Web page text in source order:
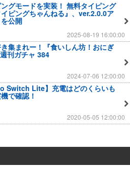
グモードを実装！ 無料タイピング
ピングちゃんねる』、ver.2.0.0ア
公開
2025-08-19 16:00:00
集まれー！『食いしん坊！おにぎ
刊ガチャ 384
2024-07-06 12:00:00
Switch Lite】充電はどのくらいも
で確認！
2020-05-05 12:00:00